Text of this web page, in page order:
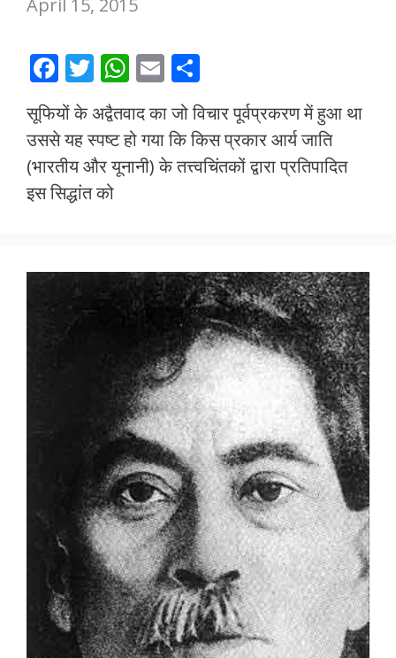
F
ac
e
b
o
o
T
w
itt
er
W
at
s
A
E
m
ai
l
h
ar
e
सूफियों के अद्वैतवाद का जो विचार पूर्वप्रकरण में हुआ था
उससे यह स्पष्ट हो गया कि किस प्रकार आर्य जाति
(भारतीय और यूनानी) के तत्त्वचिंतकों द्वारा प्रतिपादित
इस सिद्धांत को